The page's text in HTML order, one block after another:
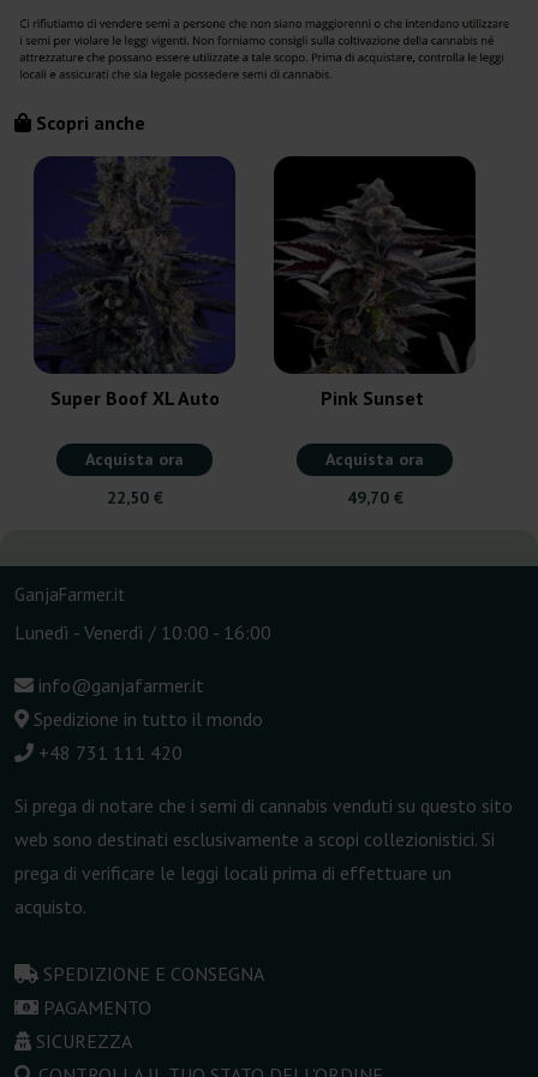
Scopri anche
Super Boof XL Auto
Acquista ora
22,50 €
Pink Sunset
Acquista ora
49,70 €
GanjaFarmer.it
Lunedì - Venerdì / 10:00 - 16:00
info@ganjafarmer.it
Spedizione in tutto il mondo
+48 731 111 420
Si prega di notare che i semi di cannabis venduti su questo sito
web sono destinati esclusivamente a scopi collezionistici. Si
prega di verificare le leggi locali prima di effettuare un
acquisto.
SPEDIZIONE E CONSEGNA
PAGAMENTO
SICUREZZA